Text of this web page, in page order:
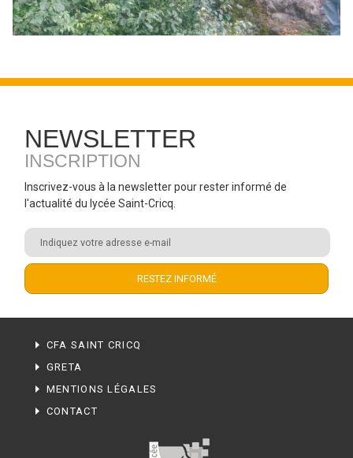
NEWSLETTER
INSCRIPTION
Inscrivez-vous à la newsletter pour rester informé de
l'actualité du lycée Saint-Cricq.
CFA SAINT CRICQ
GRETA
MENTIONS LÉGALES
CONTACT